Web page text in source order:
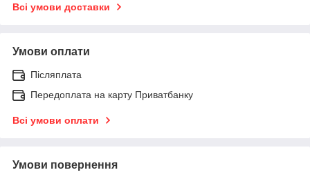
Всі умови доставки
Умови оплати
Післяплата
Передоплата на карту Приватбанку
Всі умови оплати
Умови повернення